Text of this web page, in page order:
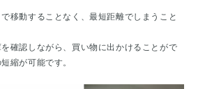
移動することなく、最短距離でしまうこと
確認しながら、買い物に出かけることがで
縮が可能です。